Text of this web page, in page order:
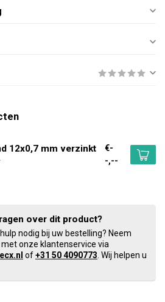
12x0,7 mm verzinkt
€-
-,--
over dit product?
nodig bij uw bestelling? Neem
onze klantenservice via
of+31 50 4090773 . Wij helpen u